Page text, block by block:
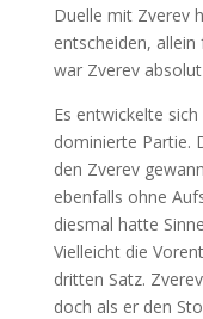
Duelle mit Zverev
entscheiden,
war Zverev
Es entwickelte
dominierte Partie.
den Zverev
ebenfalls ohne
diesmal hatte
Vielleicht die
dritten Satz.
doch als er den